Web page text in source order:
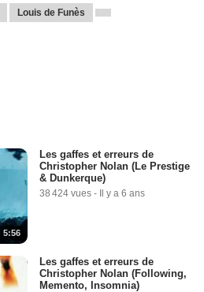
Louis de Funès
5:56
Les gaffes et erreurs de
Christopher Nolan (Le Prestige
& Dunkerque)
38 424 vues - Il y a 6 ans
Les gaffes et erreurs de
Christopher Nolan (Following,
Memento, Insomnia)